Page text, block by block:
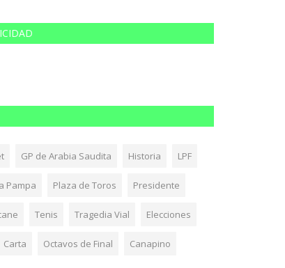
GP de Arabia Saudita Historia LPF
Pampa Plaza de Toros Presidente
Tenis Tragedia Vial Elecciones
Carta Octavos de Final Canapino